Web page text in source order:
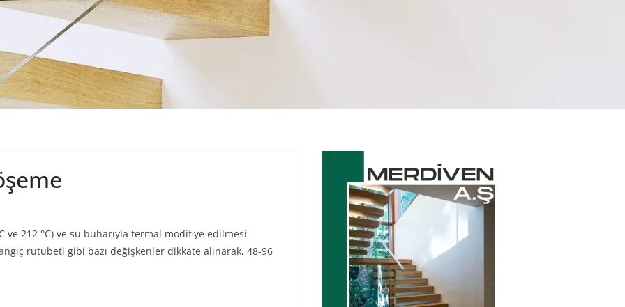
ve 212 °C) ve su buharıyla termal modifiye edilmesi
rutubeti gibi bazı değişkenler dikkate alınarak, 48-96